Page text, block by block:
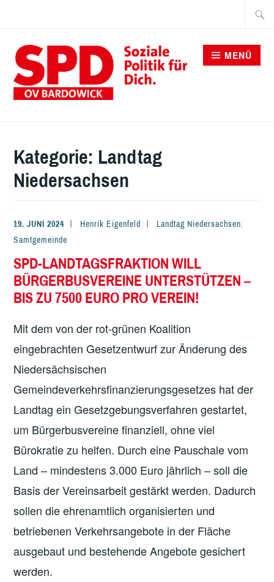
springen
Suche
MENÜ
Kategorie: Landtag
Niedersachsen
19. JUNI 2024 Henrik Eigenfeld Landtag Niedersachsen,
Samtgemeinde
SPD-LANDTAGSFRAKTION WILL
BÜRGERBUSVEREINE UNTERSTÜTZEN –
BIS ZU 7500 EURO PRO VEREIN!
Mit dem von der rot-grünen Koalition
eingebrachten Gesetzentwurf zur Änderung des
Niedersächsischen
Gemeindeverkehrsfinanzierungsgesetzes hat der
Landtag ein Gesetzgebungsverfahren gestartet,
um Bürgerbusvereine finanziell, ohne viel
Bürokratie zu helfen. Durch eine Pauschale vom
Land – mindestens 3.000 Euro jährlich – soll die
Basis der Vereinsarbeit gestärkt werden. Dadurch
sollen die ehrenamtlich organisierten und
betriebenen Verkehrsangebote in der Fläche
ausgebaut und bestehende Angebote gesichert
werden.